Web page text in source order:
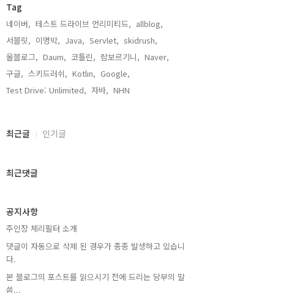
Tag
네이버, 테스트 드라이브 언리미티드, allblog,
서블릿, 이명박, Java, Servlet, skidrush,
올블로그, Daum, 코틀린, 람보르기니, Naver,
구글, 스키드러쉬, Kotlin, Google,
Test Drive: Unlimited, 자바, NHN,
최
과
글
최근글 인기글
최근댓글
공지사항
주인장 체리필터 소개
댓글이 자동으로 삭제 된 경우가 종종 발생하고 있습니
다.
본 블로그의 포스트를 읽으시기 전에 드리는 당부의 말
씀...